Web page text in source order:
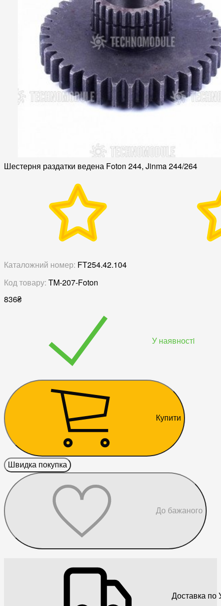
Шестерня раздатки ведена Foton 244, Jinma 244/264
Каталожний номер: FT254.42.104
Код товару: TM-207-Foton
836₴
У наявностi
Купити
Швидка покупка
До бажаного
Доставка по